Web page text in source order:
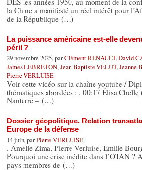
la Chine a manifesté un réel intérêt pour
de la République (…)
La puissance américaine est-elle
péril ?
29 novembre 2025, parClément RENAULT, David
James LEBRETON, Jean-Baptiste VELUT, Jeanne
Pierre VERLUISE
Voir cette vidéo sur la chaîne youtube /
thématiques abordées : . 00:17 Élisa Chelle
Nanterre – (…)
Dossier géopolitique. Relation
Europe de la défense
14 juin, parPierre VERLUISE
. Amélie Zima, Pierre Verluise, Emilie
Pourquoi une crise inédite dans l’OTAN ?
pays membres de (…)